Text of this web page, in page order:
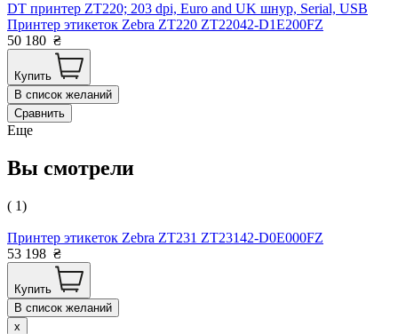
DT принтер ZT220; 203 dpi, Euro and UK шнур, Serial, USB
Принтер этикеток Zebra ZT220 ZT22042-D1E200FZ
50 180 ₴
Купить
В список желаний
Сравнить
Еще
Вы смотрели
( 1)
Принтер этикеток Zebra ZT231 ZT23142-D0E000FZ
53 198 ₴
Купить
В список желаний
x